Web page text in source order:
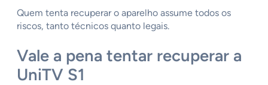
Quem tenta recuperar o aparelho assume todos os
riscos, tanto técnicos quanto legais.
Vale a pena tentar recuperar a
UniTV S1